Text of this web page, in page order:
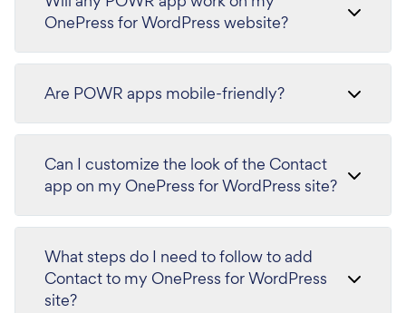
OnePress for WordPress website?
Are POWR apps mobile-friendly?
Can I customize the look of the Contact
app on my OnePress for WordPress site?
What steps do I need to follow to add
Contact to my OnePress for WordPress
site?